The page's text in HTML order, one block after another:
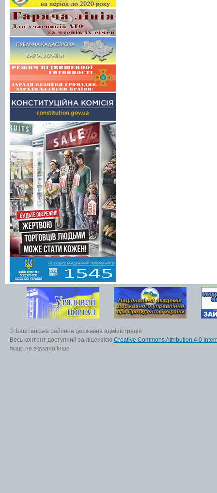
© Баштанська районна державна адміністрація
Весь контент доступний за ліцензією Creative Commons Attribution 4.0
якщо не вказано інше